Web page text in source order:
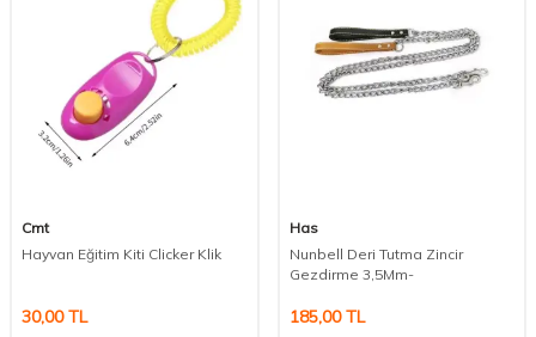
Cmt
Hayvan Eğitim Kiti Clicker Klik
30,00TL
Has
Nunbell Deri Tutma Zincir
Gezdirme 3,5Mm-
185,00TL